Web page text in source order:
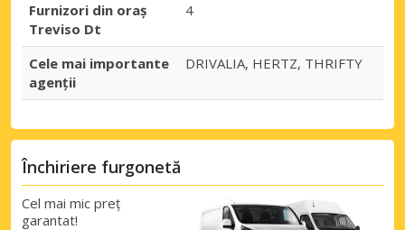
Furnizori din oraș
Treviso Dt
4
Cele mai importante
agenții
DRIVALIA, HERTZ, THRIFTY
Închiriere furgonetă
Cel mai mic preț
garantat!